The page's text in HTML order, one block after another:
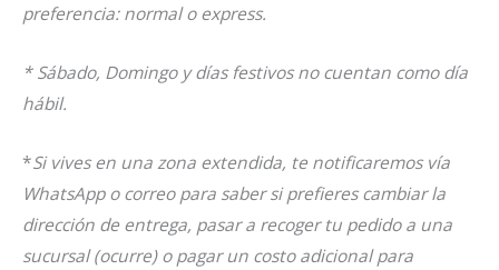
preferencia: normal o express.
* Sábado, Domingo y días festivos no cuentan como día
hábil.
*Si vives en una zona extendida, te notificaremos vía
WhatsApp o correo para saber si prefieres cambiar la
dirección de entrega, pasar a recoger tu pedido a una
sucursal (ocurre) o pagar un costo adicional para